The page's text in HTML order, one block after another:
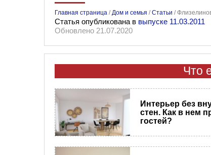
Главная страница / Дом и семья /Статьи /
Статья опубликована в выпуске 11.03.2011
Обновлено 21.07.2020
Что
Интерьер без
стен. Как в нем
гостей?